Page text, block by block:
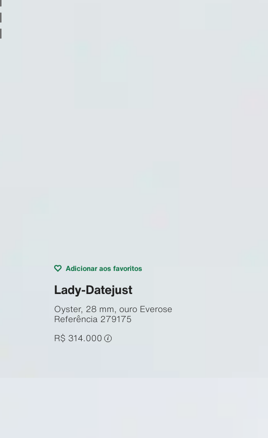
Adicionar aos favoritos
Lady-Datejust
Oyster, 28 mm, ouro Everose
Referência 279175
R$ 314.000